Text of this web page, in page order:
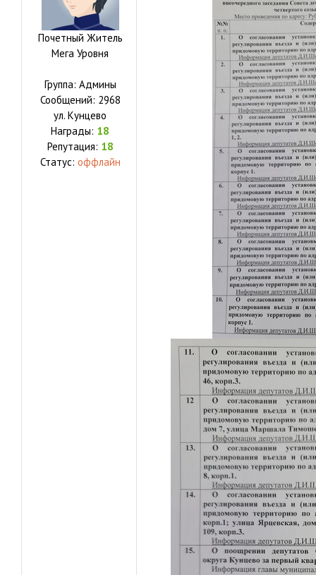
Почетный Житель
Мега Уровня
Группа: Админы
Сообщений: 2968
ул. Кунцево
Награды: 18
Репутация: 18
Статус: оффлайн